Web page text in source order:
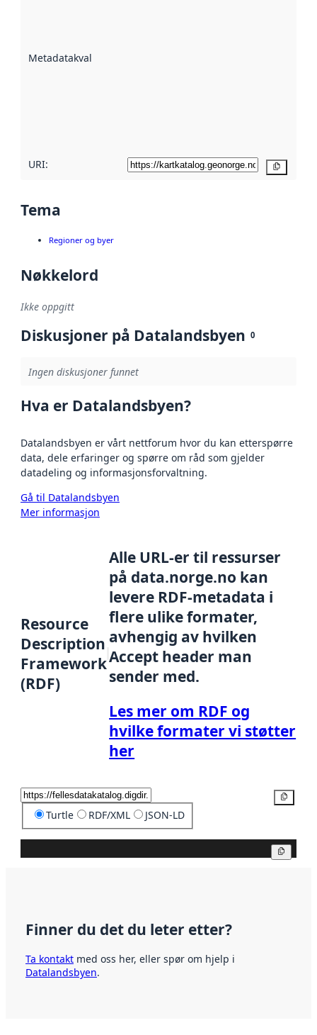
Metadatakvalitet
URI:
Tema
Regioner og byer
Nøkkelord
Ikke oppgitt
Diskusjoner på Datalandsbyen 0
Ingen diskusjoner funnet
Hva er Datalandsbyen?
Datalandsbyen er vårt nettforum hvor du kan etterspørre
data, dele erfaringer og spørre om råd som gjelder
datadeling og informasjonsforvaltning.
Gå til Datalandsbyen
Mer informasjon
Resource
Description
Framework
(RDF)
Alle URL-er til ressurser
på data.norge.no kan
levere RDF-metadata i
flere ulike formater,
avhengig av hvilken
Accept header man
sender med.
Les mer om RDF og
hvilke formater vi støtter
her
Turtle RDF/XML JSON-LD
Finner du det du leter etter?
Ta kontakt med oss her, eller spør om hjelp i
Datalandsbyen.